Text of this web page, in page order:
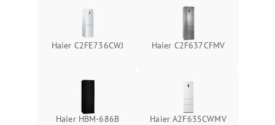
Haier C2FE736CWJ Haier C2F637CFMV
Haier HBM-686B Haier A2F635CWMV